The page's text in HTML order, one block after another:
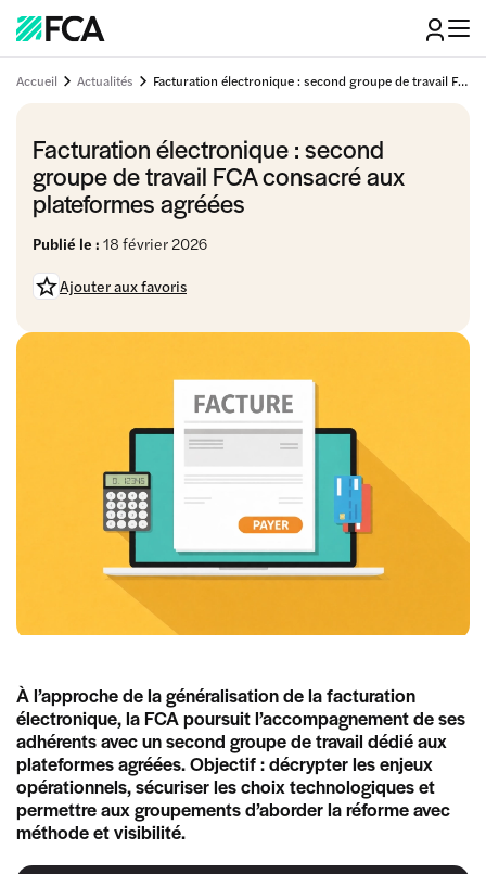
Accueil Actualités Facturation électronique : second groupe de travail FCA consacré aux plateformes agréées
Facturation électronique : second
groupe de travail FCA consacré aux
plateformes agréées
Publié le : 18 février 2026
Ajouter aux favoris
À l’approche de la généralisation de la facturation
électronique, la FCA poursuit l’accompagnement de ses
adhérents avec un second groupe de travail dédié aux
plateformes agréées. Objectif : décrypter les enjeux
opérationnels, sécuriser les choix technologiques et
permettre aux groupements d’aborder la réforme avec
méthode et visibilité.